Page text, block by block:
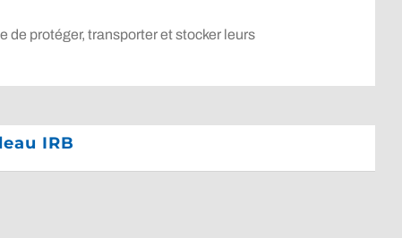
de protéger, transporter et stocker leurs
IRB